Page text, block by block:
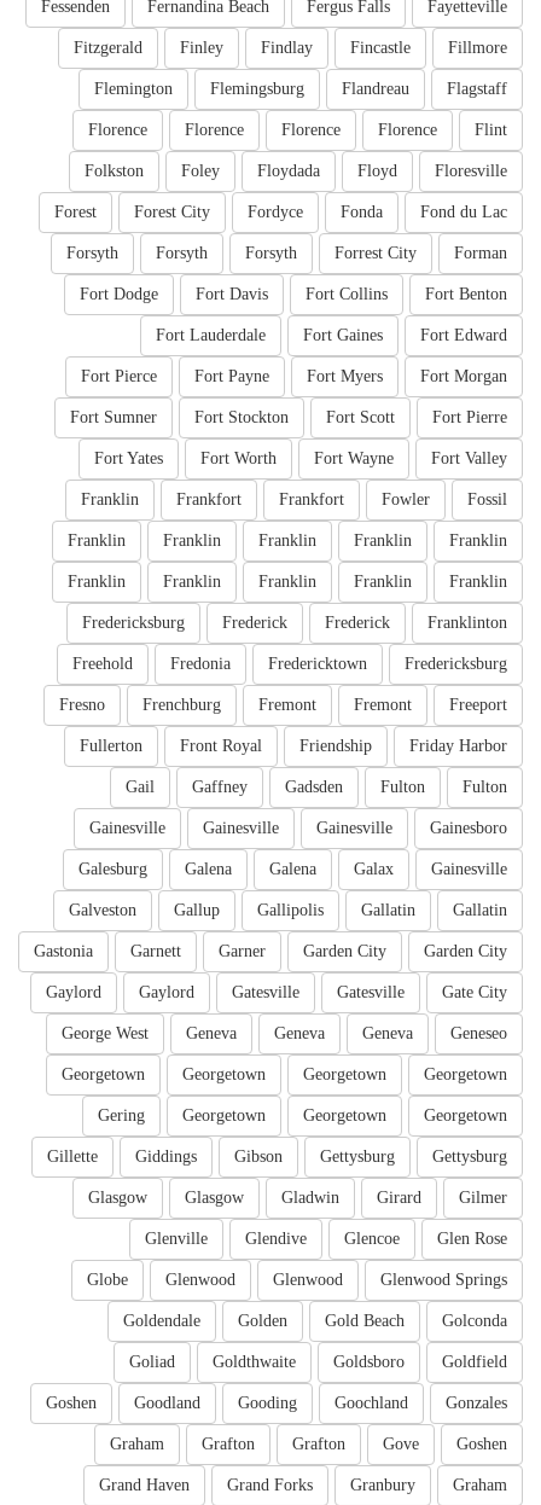
Fayetteville
Fergus Falls
Fernandina Beach
Fessenden
Fillmore
Fincastle
Findlay
Finley
Fitzgerald
Flagstaff
Flandreau
Flemingsburg
Flemington
Flint
Florence
Florence
Florence
Florence
Floresville
Floyd
Floydada
Foley
Folkston
Fond du Lac
Fonda
Fordyce
Forest City
Forest
Forman
Forrest City
Forsyth
Forsyth
Forsyth
Fort Benton
Fort Collins
Fort Davis
Fort Dodge
Fort Edward
Fort Gaines
Fort Lauderdale
Fort Morgan
Fort Myers
Fort Payne
Fort Pierce
Fort Pierre
Fort Scott
Fort Stockton
Fort Sumner
Fort Valley
Fort Wayne
Fort Worth
Fort Yates
Fossil
Fowler
Frankfort
Frankfort
Franklin
Franklin
Franklin
Franklin
Franklin
Franklin
Franklin
Franklin
Franklin
Franklin
Franklin
Franklinton
Frederick
Frederick
Fredericksburg
Fredericksburg
Fredericktown
Fredonia
Freehold
Freeport
Fremont
Fremont
Frenchburg
Fresno
Friday Harbor
Friendship
Front Royal
Fullerton
Fulton
Fulton
Gadsden
Gaffney
Gail
Gainesboro
Gainesville
Gainesville
Gainesville
Gainesville
Galax
Galena
Galena
Galesburg
Gallatin
Gallatin
Gallipolis
Gallup
Galveston
Garden City
Garden City
Garner
Garnett
Gastonia
Gate City
Gatesville
Gatesville
Gaylord
Gaylord
Geneseo
Geneva
Geneva
Geneva
George West
Georgetown
Georgetown
Georgetown
Georgetown
Georgetown
Georgetown
Georgetown
Gering
Gettysburg
Gettysburg
Gibson
Giddings
Gillette
Gilmer
Girard
Gladwin
Glasgow
Glasgow
Glen Rose
Glencoe
Glendive
Glenville
Glenwood Springs
Glenwood
Glenwood
Globe
Golconda
Gold Beach
Golden
Goldendale
Goldfield
Goldsboro
Goldthwaite
Goliad
Gonzales
Goochland
Gooding
Goodland
Goshen
Goshen
Gove
Grafton
Grafton
Graham
Graham
Granbury
Grand Forks
Grand Haven